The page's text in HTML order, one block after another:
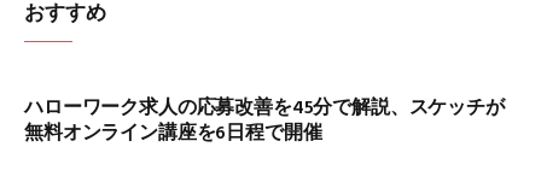
おすすめ
ハローワーク求人の応募改善を45分で解説、スケッチが
無料オンライン講座を6日程で開催